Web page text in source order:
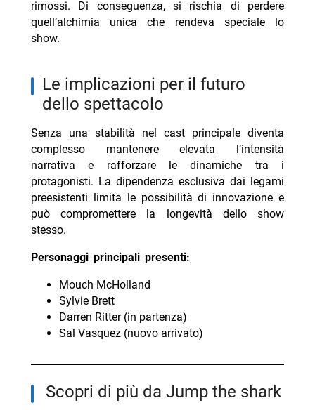
rimossi. Di conseguenza, si rischia di perdere
quell’alchimia unica che rendeva speciale lo
show.
le implicazioni per il futuro
dello spettacolo
Senza una stabilità nel cast principale diventa
complesso mantenere elevata l’intensità
narrativa e rafforzare le dinamiche tra i
protagonisti. La dipendenza esclusiva dai legami
preesistenti limita le possibilità di innovazione e
può compromettere la longevità dello show
stesso.
Personaggi principali presenti:
Mouch McHolland
Sylvie Brett
Darren Ritter (in partenza)
Sal Vasquez (nuovo arrivato)
Scopri di più da Jump the shark